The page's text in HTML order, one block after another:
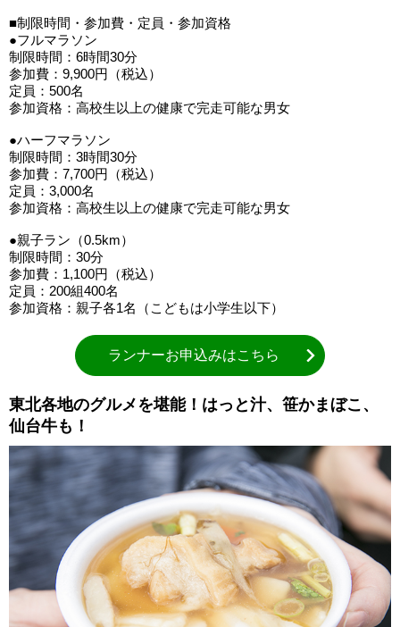
■制限時間・参加費・定員・参加資格
●フルマラソン
制限時間：6時間30分
参加費：9,900円（税込）
定員：500名
参加資格：高校生以上の健康で完走可能な男女
●ハーフマラソン
制限時間：3時間30分
参加費：7,700円（税込）
定員：3,000名
参加資格：高校生以上の健康で完走可能な男女
●親子ラン（0.5km）
制限時間：30分
参加費：1,100円（税込）
定員：200組400名
参加資格：親子各1名（こどもは小学生以下）
ランナーお申込みはこちら
東北各地のグルメを堪能！はっと汁、笹かまぼこ、
仙台牛も！